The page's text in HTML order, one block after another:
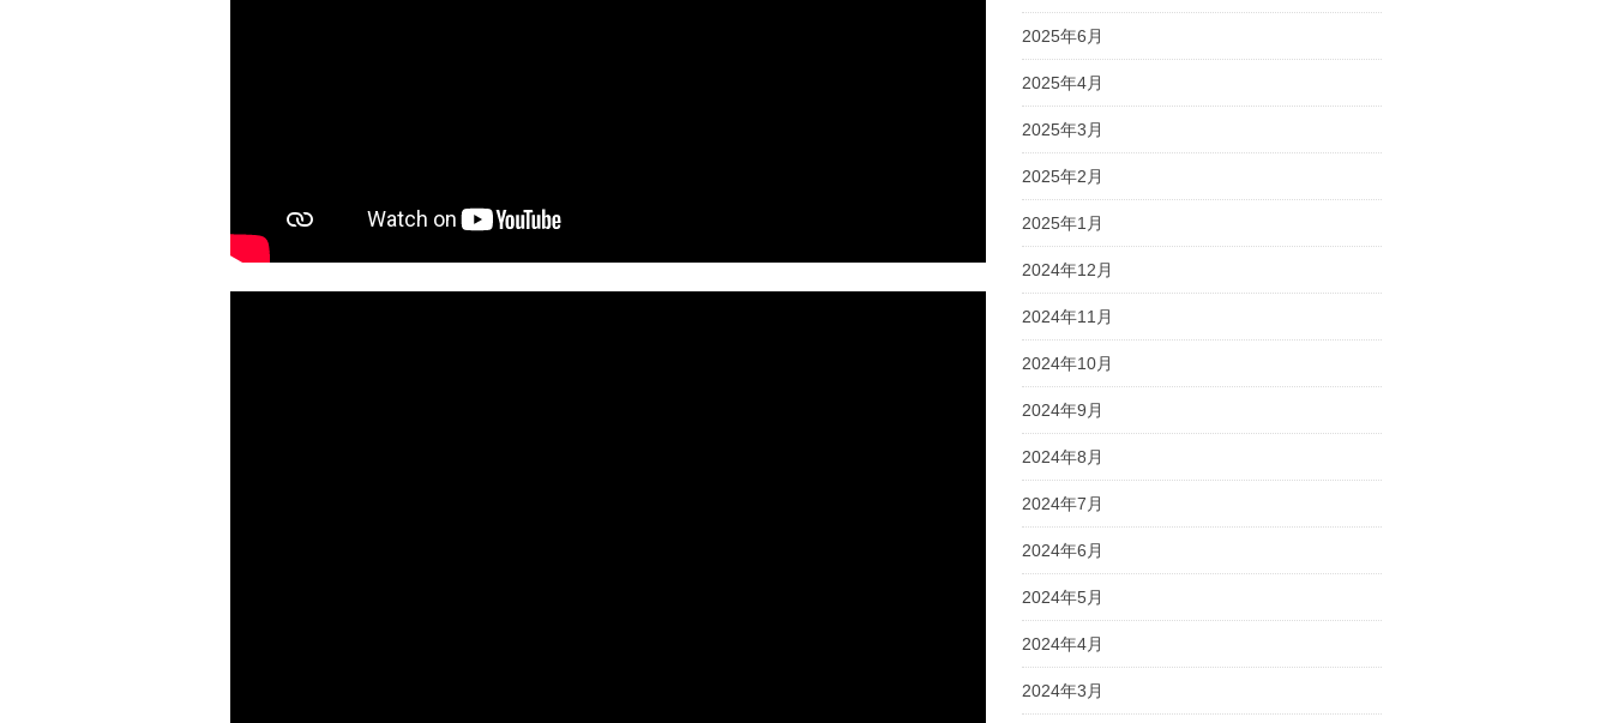
2025年6月
2025年4月
2025年3月
2025年2月
2025年1月
2024年12月
2024年11月
2024年10月
2024年9月
2024年8月
2024年7月
2024年6月
2024年5月
2024年4月
2024年3月